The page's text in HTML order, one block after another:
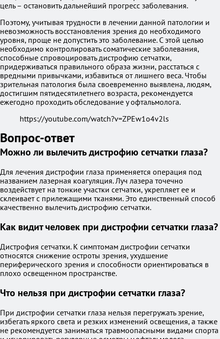
цель – остановить дальнейший прогресс заболевания.
Поэтому, учитывая трудности в лечении данной патологии и
невозможность восстановления зрения до необходимого
уровня, проще не допустить это заболевание. С этой целью
необходимо контролировать соматические заболевания,
способные спровоцировать дистрофию сетчатки,
придерживаться правильного образа жизни, расстаться с
вредными привычками, избавиться от лишнего веса. Чтобы
зрительная патология была своевременно выявлена, людям,
достигшим пятидесятилетнего возраста, рекомендуется
ежегодно проходить обследование у офтальмолога.
https://youtube.com/watch?v=ZPEw1o4v2ls
Вопрос-ответ
Можно ли вылечить дистрофию сетчатки глаза?
Для лечения дистрофии глаза применяется операция под
названием лазерная коагуляция. Луч лазера точечно
воздействует на тонкие участки сетчатки, укрепляет ее и
склеивает с прилежащими тканями. Это единственный способ
качественно вылечить дистрофию сетчатки.
Как видит человек при дистрофии сетчатки глаза?
Дистрофия сетчатки. К симптомам дистрофии сетчатки
относятся снижение остроты зрения, ухудшение
периферического зрения и способности ориентироваться в
плохо освещенном пространстве.
Что нельзя при дистрофии сетчатки глаза?
При дистрофии сетчатки глаза нельзя перегружать зрение,
избегать яркого света и резких изменений освещения, а также
не рекомендуется заниматься травмоопасными видами спорта